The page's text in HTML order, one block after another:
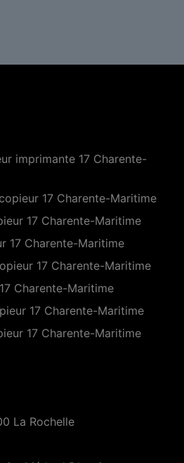
imprimante 17 Charente-
17 Charente-Maritime
17 Charente-Maritime
17 Charente-Maritime
17 Charente-Maritime
Charente-Maritime
17 Charente-Maritime
17 Charente-Maritime
La Rochelle